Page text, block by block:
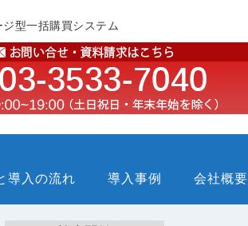
型一括購買システム
導入の流れ 導入事例 会社概要